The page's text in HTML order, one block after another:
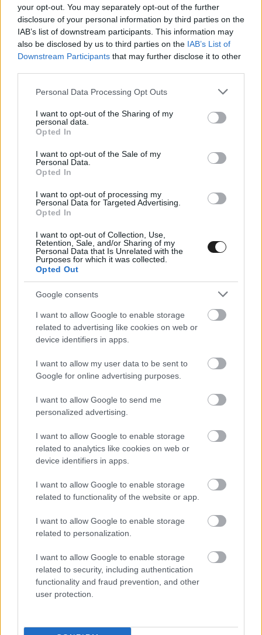
your opt-out. You may separately opt-out of the further
disclosure of your personal information by third parties on the
IAB’s list of downstream participants. This information may
also be disclosed by us to third parties on the IAB’s List of
Downstream Participants that may further disclose it to other
Please note that this website/app uses one or more Google
not limited to your visit or usage behaviour. You may click to
grant or deny consent to Google and its third-party tags to
use your data for below specified purposes in below Google
consent section.
Personal Data Processing Opt Outs
I want to opt-out of the Sharing of my
personal data.
Opted In
I want to opt-out of the Sale of my
Personal Data.
Opted In
I want to opt-out of processing my
Personal Data for Targeted Advertising.
Opted In
I want to opt-out of Collection, Use,
Retention, Sale, and/or Sharing of my
Personal Data that Is Unrelated with the
Purposes for which it was collected.
Opted Out
Google consents
I want to allow Google to enable storage
related to advertising like cookies on web or
device identifiers in apps.
I want to allow my user data to be sent to
Google for online advertising purposes.
I want to allow Google to send me
personalized advertising.
I want to allow Google to enable storage
related to analytics like cookies on web or
device identifiers in apps.
I want to allow Google to enable storage
related to functionality of the website or app.
I want to allow Google to enable storage
related to personalization.
I want to allow Google to enable storage
related to security, including authentication
functionality and fraud prevention, and other
user protection.
FORMA-1 / 2026. MÁRC. 14.
Wolff kulisszatitkai: a Mercedest
pont úgy kell megjavítani, mint a
telefonodat
A Kínai Nagydíj időmérőjén autói által kisajátított első rajtsor
után Toto Wolffnak, a Mercedes csapatfőnökének nem
George Russellt technikai hiba hátráltatta a Q3-ban.
FORMA-1 / 2026. MÁRC. 14.
Wolff megerősítette, Antonelli
sokba kerülő hibát vétett a kínai
sprint rajtjánál
A Mercedes olasz pilótája, Kimi Antonelli már a rajtnál
visszaesett, majd ütközött, végül pedig csak 5. lett a kínai
sprinten.